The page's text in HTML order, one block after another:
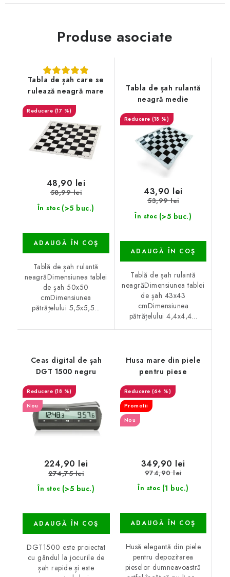
Produse asociate
Tabla de șah care se
rulează neagră mare
(17 %)
În stoc (>5 buc.)
48,90 lei
58,99 lei
ADAUGĂ ÎN COŞ
Tablă de șah rulantă
neagrăDimensiunea tablei
de șah 50x50
cmDimensiunea
pătrățelului 5,5x5,5...
Tabla de șah rulantă
neagră medie
(18 %)
În stoc (>5 buc.)
43,90 lei
53,99 lei
ADAUGĂ ÎN COŞ
Tablă de șah rulantă
neagrăDimensiunea tablei
de șah 43x43
cmDimensiunea
pătrățelului 4,4x4,4...
Ceas digital de șah
DGT 1500 negru
(18 %)
Nou
În stoc (>5 buc.)
224,90 lei
274,75 lei
ADAUGĂ ÎN COŞ
DGT1500 este proiectat
cu gândul la jocurile de
șah rapide și este
Husa mare din piele
pentru piese
(64 %)
Promotii
Nou
În stoc (1 buc.)
349,90 lei
974,90 lei
ADAUGĂ ÎN COŞ
Husă elegantă din piele
pentru depozitarea
pieselor dumneavoastră